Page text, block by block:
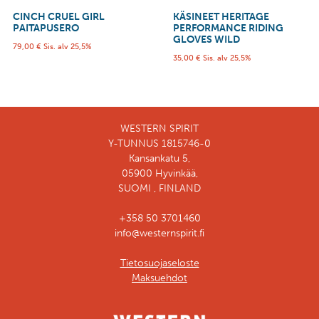
CINCH CRUEL GIRL
PAITAPUSERO
79,00 € Sis. alv 25,5%
KÄSINEET HERITAGE
PERFORMANCE RIDING
GLOVES WILD
35,00 € Sis. alv 25,5%
WESTERN SPIRIT
Y-TUNNUS 1815746-0
Kansankatu 5,
05900 Hyvinkää,
SUOMI , FINLAND
+358 50 3701460
info@westernspirit.fi
Tietosuojaseloste
Maksuehdot